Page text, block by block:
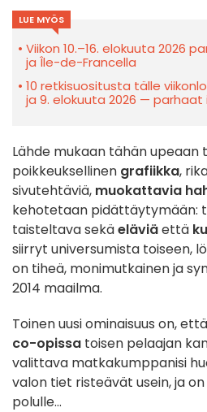
LUE MYÖS
Viikon 10.–16. elokuuta 2026
ja Île-de-Francella
10 retkisuositusta tälle
ja 9. elokuuta 2026 —
Lähde mukaan tähän upeaan
poikkeuksellinen grafiikka,
sivutehtäviä, muokattavia
kehotetaan pidättäytymään:
taisteltava sekäeläviäettä
siirryt universumista toiseen,
on tiheä, monimutkainen ja
2014 maailma.
Toinen uusi ominaisuus on,
co-opissa toisen pelaajan
valittava matkakumppanisi
valon tiet risteävät usein, ja
polulle...